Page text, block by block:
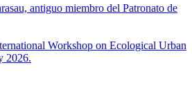
antiguo miembro del Patronato de
Workshop on Ecological Urban
2026.